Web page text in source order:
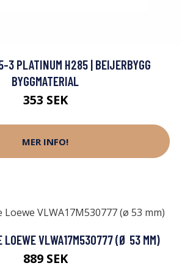
3 PLATINUM H285 | BEIJERBYGG
BYGGMATERIAL
353 SEK
MER INFO!
LOEWE VLWA17M530777 (Ø 53 MM)
889 SEK